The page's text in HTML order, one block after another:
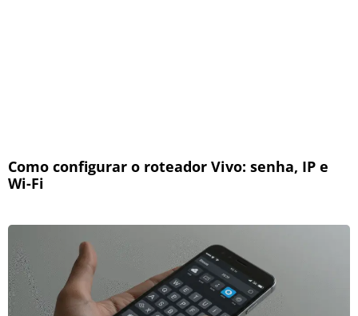
Como configurar o roteador Vivo: senha, IP e
Wi-Fi